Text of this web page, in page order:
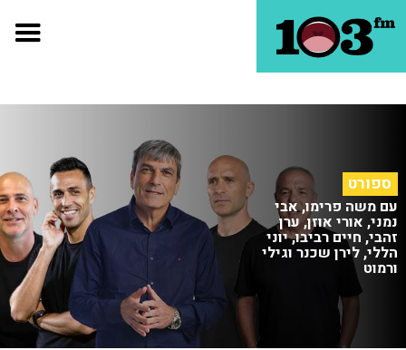
ספורט
עם משה פרימו, אבי
נמני, אורי אוזן, ערן
זהבי, חיים רביבו, יוני
הללי, לירן שכנר וגילי
ורמוט